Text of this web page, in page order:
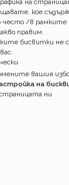
за
на лимит на
каско!
болести по
зелено
31-ви. Весело
на
кое
често /в рамките
правим.
бисвитки не
вашия
на
ни